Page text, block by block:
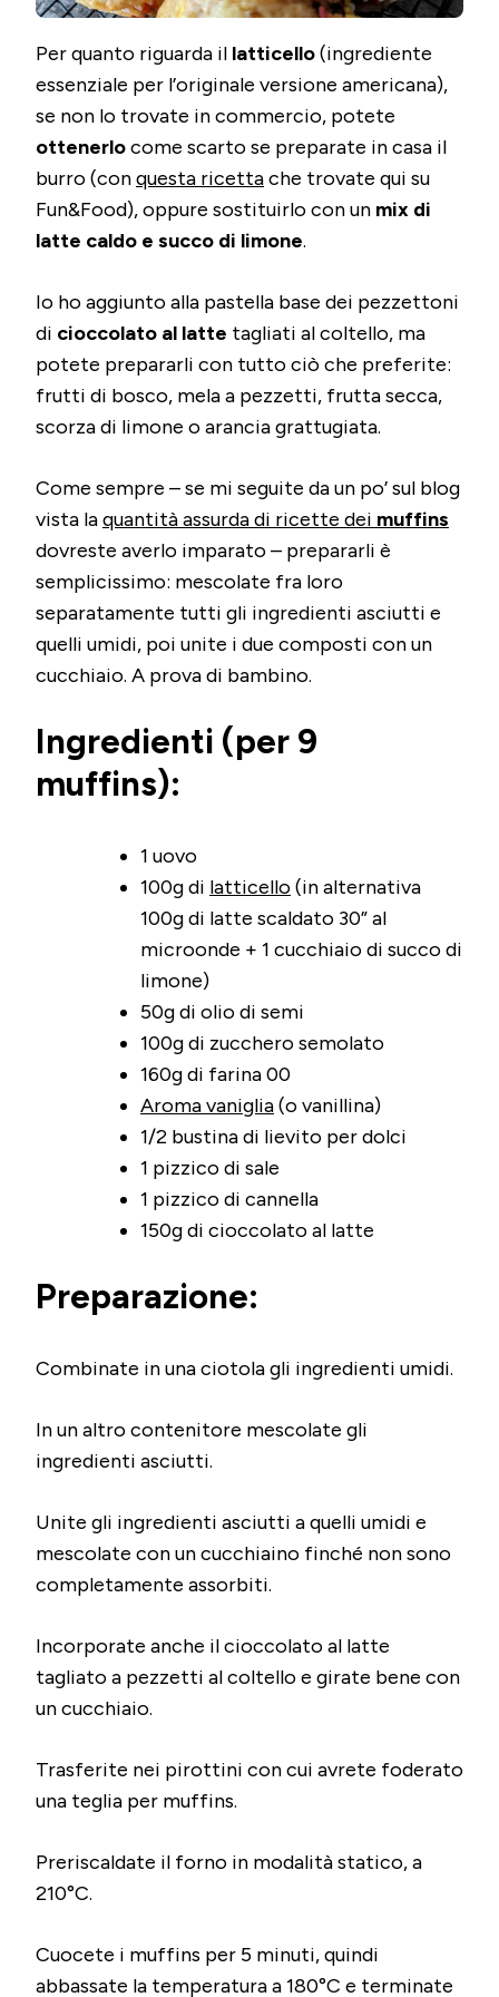
Per quanto riguarda il latticello(ingrediente
essenziale per l’originale versione americana),
se non lo trovate in commercio, potete
ottenerlocome scarto se preparate in casa il
burro (conquesta ricettache trovate qui su
Fun&Food), oppure sostituirlo con un mix di
latte caldo e succo di limone.
Io ho aggiunto alla pastella base dei pezzettoni
di cioccolato al latte tagliati al coltello, ma
potete prepararli con tutto ciò che preferite:
frutti di bosco, mela a pezzetti, frutta secca,
scorza di limone o arancia grattugiata.
Come sempre – se mi seguite da un po’ sul blog
vista laquantità assurda di ricette dei muffins
dovreste averlo imparato – prepararli è
semplicissimo: mescolate fra loro
separatamente tutti gli ingredienti asciutti e
quelli umidi, poi unite i due composti con un
cucchiaio. A prova di bambino.
Ingredienti (per 9
muffins):
1 uovo
100g di latticello(in alternativa
100g di latte scaldato 30” al
microonde + 1 cucchiaio di succo di
limone)
50g di olio di semi
100g di zucchero semolato
160g di farina 00
Aroma vaniglia(o vanillina)
1/2 bustina di lievito per dolci
1 pizzico di sale
1 pizzico di cannella
150g di cioccolato al latte
Preparazione:
Combinate in una ciotola gli ingredienti umidi.
In un altro contenitore mescolate gli
ingredienti asciutti.
Unite gli ingredienti asciutti a quelli umidi e
mescolate con un cucchiaino finché non sono
completamente assorbiti.
Incorporate anche il cioccolato al latte
tagliato a pezzetti al coltello e girate bene con
un cucchiaio.
Trasferite nei pirottini con cui avrete foderato
una teglia per muffins.
Preriscaldate il forno in modalità statico, a
210°C.
Cuocete i muffins per 5 minuti, quindi
abbassate la temperatura a 180°C e terminate